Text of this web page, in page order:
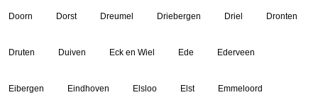
Doorn Dorst Dreumel Driebergen Driel Dronten
Druten Duiven Eck en Wiel Ede Ederveen
Eibergen Eindhoven Elsloo Elst Emmeloord